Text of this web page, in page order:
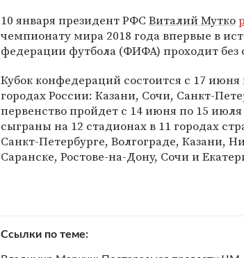
10 января президент РФС Виталий Мутко
чемпионату мира 2018 года впервые в
федерации футбола (ФИФА) проходит без
Кубок конфедераций состоится с 17
городах России: Казани, Сочи, Санкт-
первенство пройдет с 14 июня по 15
сыграны на 12 стадионах в 11 городах
Санкт-Петербурге, Волгограде, Казани,
Саранске, Ростове-на-Дону, Сочи и
Ссылки по теме